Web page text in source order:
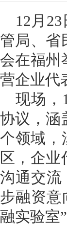
12月
管局、省
会在福州
营企业代
现场，
协议，涵
个领域，
区，企
沟通交流
步融资意
融实验室